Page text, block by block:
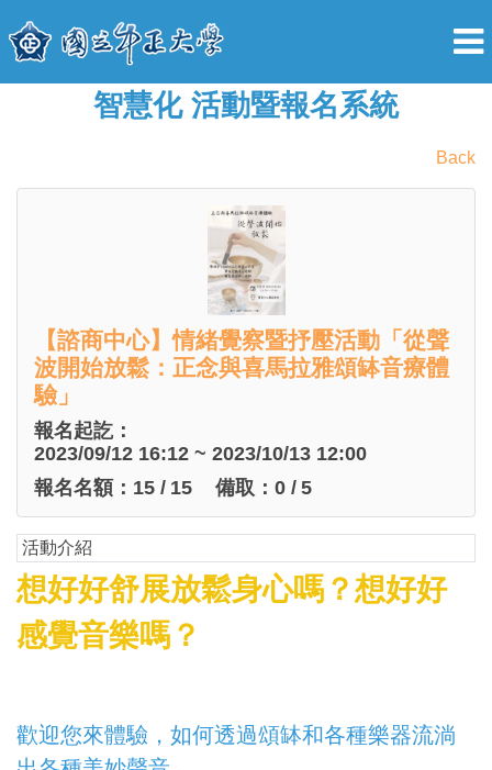
智慧化 活動暨報名系統
Back
【諮商中心】情緒覺察暨抒壓活動「從聲
波開始放鬆：正念與喜馬拉雅頌缽音療體
驗」
報名起訖：
2023/09/12 16:12 ~ 2023/10/13 12:00
報名名額： 15 / 15 備取： 0 / 5
活動介紹
想好好舒展放鬆身心嗎？想好好
感覺音樂嗎？
歡迎您來體驗，如何透過頌缽和各種樂器流淌